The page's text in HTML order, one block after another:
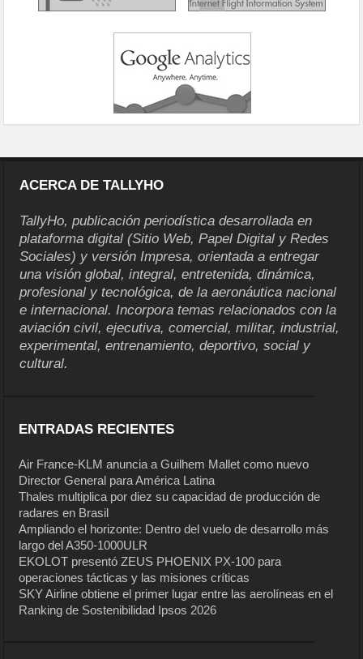
ACERCA DE TALLYHO
TallyHo, publicación periodística desarrollada en
plataforma digital (Sitio Web, Papel Digital y Redes
Sociales) y versión Impresa, orientada a entregar
una visión global, integral, entretenida, dinámica,
profesional y tecnológica, de la aeronáutica nacional
e internacional. Incorpora temas relacionados con la
aviación civil, ejecutiva, comercial, militar, industrial,
experimental, entrenamiento, deportivo, social y
cultural.
ENTRADAS RECIENTES
Air France-KLM anuncia a Guilhem Mallet como nuevo
Director General para América Latina
Thales multiplica por diez su capacidad de producción de
radares en Brasil
Ampliando el horizonte: Dentro del vuelo de desarrollo más
largo del A350-1000ULR
EKOLOT presentó ZEUS PHOENIX PX-100 para
operaciones tácticas y las misiones críticas
SKY Airline obtiene el primer lugar entre las aerolíneas en el
Ranking de Sostenibilidad Ipsos 2026